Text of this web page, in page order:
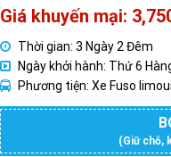
Giá
gốc
là:
4,150,000₫.
Giá
hiện
tại
là:
3,750,000₫.
Thời gian: 3 Ngày 2 Đêm
Ngày khởi hành: Thứ 6
Phương tiện: Xe Fuso
(Giữ chỗ,